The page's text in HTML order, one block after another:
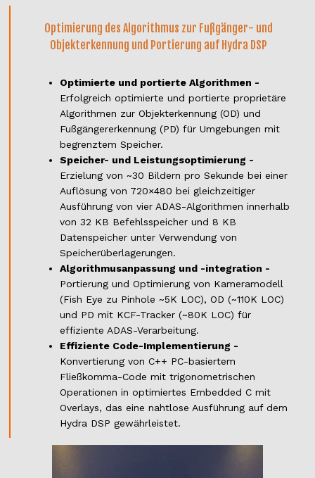
Optimierung des Algorithmus zur Fußgänger- und
Objekterkennung und Portierung auf Hydra DSP
Optimierte und portierte Algorithmen -
Erfolgreich optimierte und portierte proprietäre
Algorithmen zur Objekterkennung (OD) und
Fußgängererkennung (PD) für Umgebungen mit
begrenztem Speicher.
Speicher- und Leistungsoptimierung -
Erzielung von ~30 Bildern pro Sekunde bei einer
Auflösung von 720×480 bei gleichzeitiger
Ausführung von vier ADAS-Algorithmen innerhalb
von 32 KB Befehlsspeicher und 8 KB
Datenspeicher unter Verwendung von
Speicherüberlagerungen.
Algorithmusanpassung und -integration -
Portierung und Optimierung von Kameramodell
(Fish Eye zu Pinhole ~5K LOC), OD (~110K LOC)
und PD mit KCF-Tracker (~80K LOC) für
effiziente ADAS-Verarbeitung.
Effiziente Code-Implementierung -
Konvertierung von C++ PC-basiertem
Fließkomma-Code mit trigonometrischen
Operationen in optimiertes Embedded C mit
Overlays, das eine nahtlose Ausführung auf dem
Hydra DSP gewährleistet.